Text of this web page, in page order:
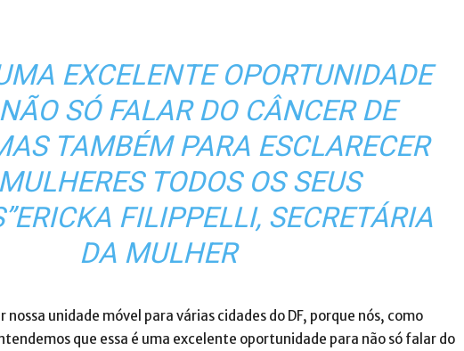
EXCELENTE OPORTUNIDADE
SÓ FALAR DO CÂNCER DE
TAMBÉM PARA ESCLARECER
TODOS OS SEUS
FILIPPELLI, SECRETÁRIA
DA MULHER
nossa unidade móvel para várias cidades do DF, porque nós, como
que essa é uma excelente oportunidade para não só falar do